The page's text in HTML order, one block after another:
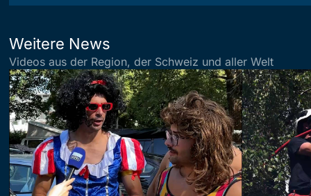
Weitere News
Videos aus der Region, der Schweiz und aller Welt